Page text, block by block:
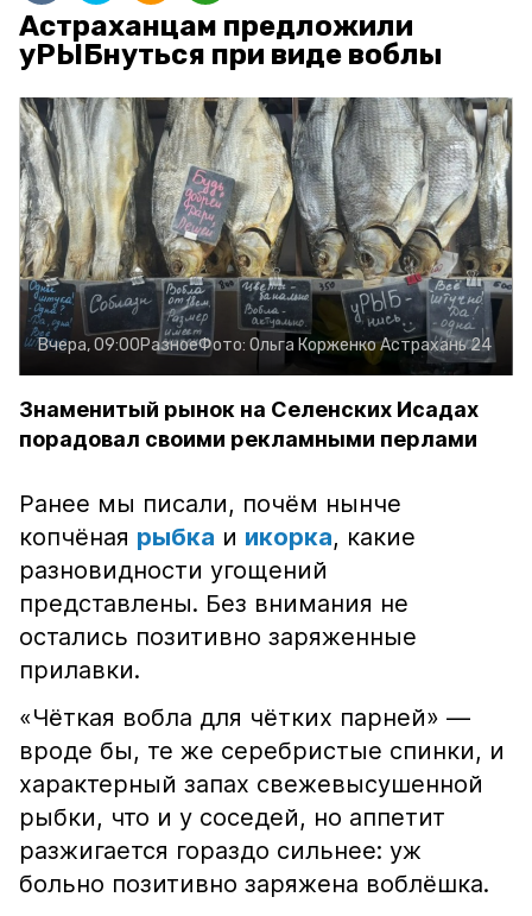
Астраханцам предложили
уРЫБнуться при виде воблы
Вчера, 09:00РазноеФото: Ольга КорженкоАстрахань 24
Знаменитый рынок на Селенских Исадах
порадовал своими рекламными перлами
Ранее мы писали, почём нынче
копчёная рыбка и икорка, какие
разновидности угощений
представлены. Без внимания не
остались позитивно заряженные
прилавки.
«Чёткая вобла для чётких парней» —
вроде бы, те же серебристые спинки, и
характерный запах свежевысушенной
рыбки, что и у соседей, но аппетит
разжигается гораздо сильнее: уж
больно позитивно заряжена воблёшка.